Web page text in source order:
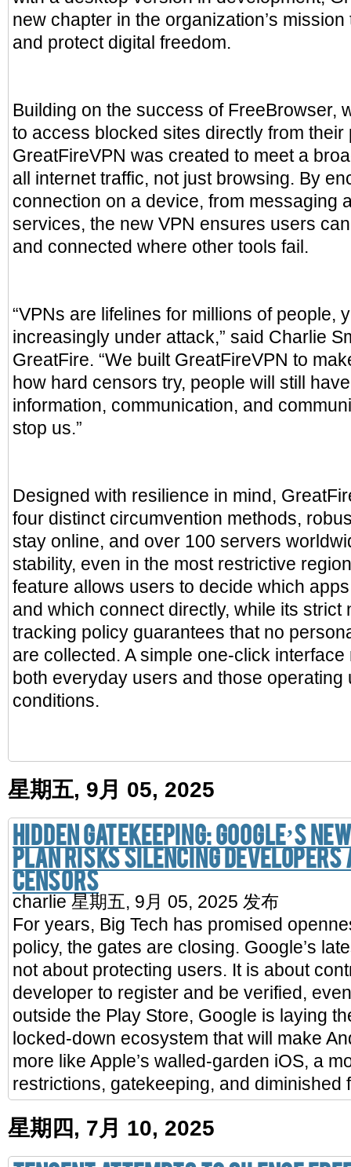
new chapter in the organization’s
and protect digital freedom.
Building on the success of FreeBrowser,
to access blocked sites directly from their
GreatFireVPN was created to meet a
all internet traffic, not just browsing. By
connection on a device, from messaging
services, the new VPN ensures users
and connected where other tools fail.
“VPNs are lifelines for millions of people,
increasingly under attack,” said Charlie
GreatFire. “We built GreatFireVPN to
how hard censors try, people will still
information, communication, and
stop us.”
Designed with resilience in mind,
four distinct circumvention methods,
stay online, and over 100 servers
stability, even in the most restrictive
feature allows users to decide which
and which connect directly, while its strict
tracking policy guarantees that no
are collected. A simple one-click
both everyday users and those operating
conditions.
星期五, 9月 05, 2025
Hidden Gatekeeping: Google’s
Plan Risks Silencing Developers
Censors
charlie 星期五, 9月 05, 2025 发布
For years, Big Tech has promised
policy, the gates are closing. Google’s
not about protecting users. It is about
developer to register and be verified,
outside the Play Store, Google is laying
locked-down ecosystem that will make
more like Apple’s walled-garden iOS, a
restrictions, gatekeeping, and diminished
星期四, 7月 10, 2025